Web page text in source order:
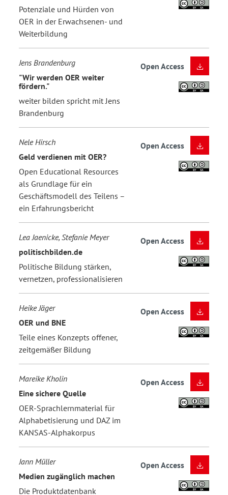
Potenziale und Hürden von
OER in der Erwachsenen- und
Weiterbildung
Jens Brandenburg
"Wir werden OER weiter
fördern."
weiter bilden spricht mit Jens
Brandenburg
Open Access
Nele Hirsch
Geld verdienen mit OER?
Open Educational Resources
als Grundlage für ein
Geschäftsmodell des Teilens –
ein Erfahrungsbericht
Open Access
Lea Jaenicke, Stefanie Meyer
politischbilden.de
Politische Bildung stärken,
vernetzen, professionalisieren
Open Access
Heike Jäger
OER und BNE
Teile eines Konzepts offener,
zeitgemäßer Bildung
Open Access
Mareike Kholin
Eine sichere Quelle
OER-Sprachlernmaterial für
Alphabetisierung und DAZ im
KANSAS-Alphakorpus
Open Access
Jann Müller
Medien zugänglich machen
Die Produktdatenbank
Open Access